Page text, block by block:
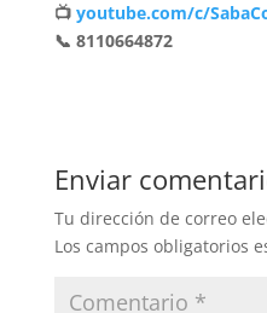
📺 youtube.com/c/
📞 8110664872
Enviar
Tu dirección de correo
Los campos obligatorios